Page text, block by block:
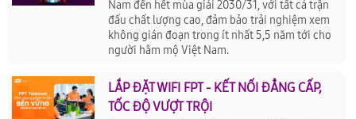
Nam đến hết mùa giải 2030/31, với tất cả trận
đấu chất lượng cao, đảm bảo trải nghiệm xem
không gián đoạn trong ít nhất 5,5 năm tới cho
người hâm mộ Việt Nam.
LẮP ĐẶT WIFI FPT - KẾT NỐI ĐẲNG CẤP,
TỐC ĐỘ VƯỢT TRỘI